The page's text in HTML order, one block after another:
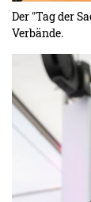
Der "Tag der
Verbände.